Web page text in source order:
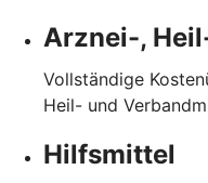
Arznei-,
Vollständige
Heil- und
Hilfsmittel